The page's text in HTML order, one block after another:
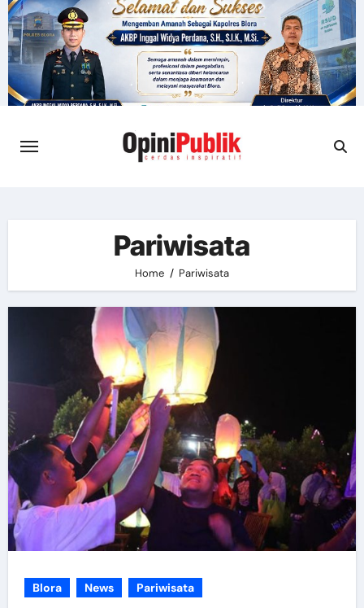
Skip
to
content
Pariwisata
Home Pariwisata
Blora News Pariwisata